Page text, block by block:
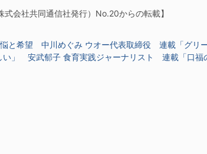
式会社共同通信社発行）No.20からの転載】
ション
と希望 中川めぐみ ウオー代表取締役 連載「グリー
い」 安武郁子 食育実践ジャーナリスト 連載「口福